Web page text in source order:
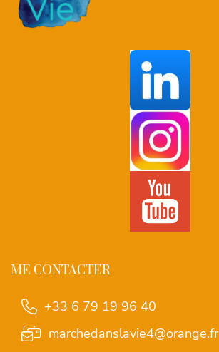
ME CONTACTER
+33 6 79 19 96 40
marchedanslavie4@orange.fr